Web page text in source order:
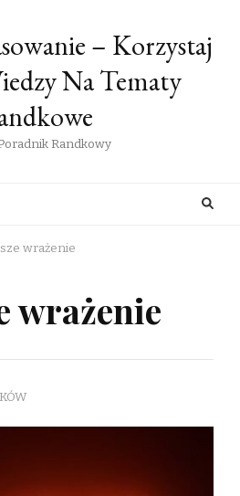
– Korzystaj
Na Tematy
Randkowy
wrażenie
wrażenie